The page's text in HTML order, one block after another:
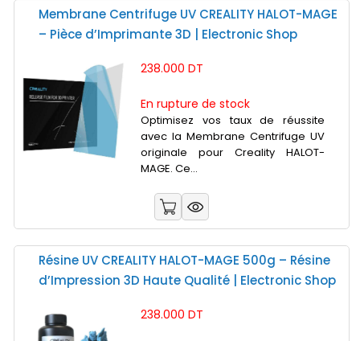
Membrane Centrifuge UV CREALITY HALOT-MAGE
– Pièce d’Imprimante 3D | Electronic Shop
238.000 DT
En rupture de stock
Optimisez vos taux de réussite
avec la Membrane Centrifuge UV
originale pour Creality HALOT-
MAGE. Ce...
Résine UV CREALITY HALOT-MAGE 500g – Résine
d’Impression 3D Haute Qualité | Electronic Shop
238.000 DT